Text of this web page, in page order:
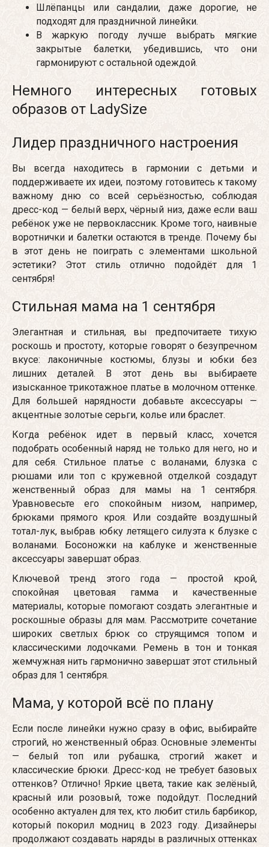
Шлёпанцы или сандалии, даже дорогие, не
подходят для праздничной линейки.
В жаркую погоду лучше выбрать мягкие
закрытые балетки, убедившись, что они
гармонируют с остальной одеждой.
Немного интересных готовых
образов от LadySize
Лидер праздничного настроения
Вы всегда находитесь в гармонии с детьми и
поддерживаете их идеи, поэтому готовитесь к такому
важному дню со всей серьёзностью, соблюдая
дресс-код — белый верх, чёрный низ, даже если ваш
ребёнок уже не первоклассник. Кроме того, наивные
воротнички и балетки остаются в тренде. Почему бы
в этот день не поиграть с элементами школьной
эстетики? Этот стиль отлично подойдёт для 1
сентября!
Стильная мама на 1 сентября
Элегантная и стильная, вы предпочитаете тихую
роскошь и простоту, которые говорят о безупречном
вкусе: лаконичные костюмы, блузы и юбки без
лишних деталей. В этот день вы выбираете
изысканное трикотажное платье в молочном оттенке.
Для большей нарядности добавьте аксессуары —
акцентные золотые серьги, колье или браслет.
Когда ребёнок идет в первый класс, хочется
подобрать особенный наряд не только для него, но и
для себя. Стильное платье с воланами, блузка с
рюшами или топ с кружевной отделкой создадут
женственный образ для мамы на 1 сентября.
Уравновесьте его спокойным низом, например,
брюками прямого кроя. Или создайте воздушный
тотал-лук, выбрав юбку летящего силуэта к блузке с
воланами. Босоножки на каблуке и женственные
аксессуары завершат образ.
Ключевой тренд этого года — простой крой,
спокойная цветовая гамма и качественные
материалы, которые помогают создать элегантные и
роскошные образы для мам. Рассмотрите сочетание
широких светлых брюк со струящимся топом и
классическими лодочками. Ремень в тон и тонкая
жемчужная нить гармонично завершат этот стильный
образ для 1 сентября.
Мама, у которой всё по плану
Если после линейки нужно сразу в офис, выбирайте
строгий, но женственный образ. Основные элементы
— белый топ или рубашка, строгий жакет и
классические брюки. Дресс-код не требует базовых
оттенков? Отлично! Яркие цвета, такие как зелёный,
красный или розовый, тоже подойдут. Последний
особенно актуален для тех, кто любит стиль барбикор,
который покорил модниц в 2023 году. Дизайнеры
продолжают создавать наряды в различных оттенках